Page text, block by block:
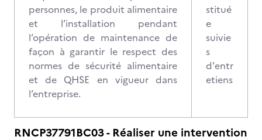
personnes, le produit alimentaire
et l’installation pendant
l’opération de maintenance de
façon à garantir le respect des
normes de sécurité alimentaire
et de QHSE en vigueur dans
l’entreprise.
stitué
e
suivie
s
d'entr
etiens
RNCP37791BC03 - Réaliser une intervention